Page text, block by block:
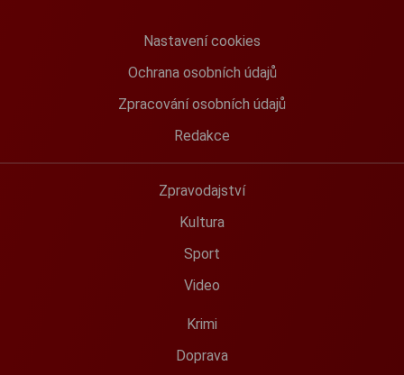
Nastavení cookies
Ochrana osobních údajů
Zpracování osobních údajů
Redakce
Zpravodajství
Kultura
Sport
Video
Krimi
Doprava